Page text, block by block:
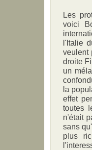
Les
voici
l'Italie
veulent
droite
un
la
effet
toutes
n'était
sans
plus